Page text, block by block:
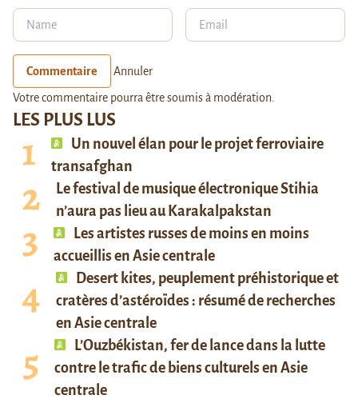
LES PLUS LUS
Un nouvel élan pour le projet ferroviaire
transafghan
Le festival de musique électronique Stihia
n’aura pas lieu au Karakalpakstan
Les artistes russes de moins en moins
accueillis en Asie centrale
Desert kites, peuplement préhistorique et
cratères d’astéroïdes : résumé de recherches
en Asie centrale
L’Ouzbékistan, fer de lance dans la lutte
contre le trafic de biens culturels en Asie
centrale
Commentaire Annuler
Votre commentaire pourra être soumis à modération.